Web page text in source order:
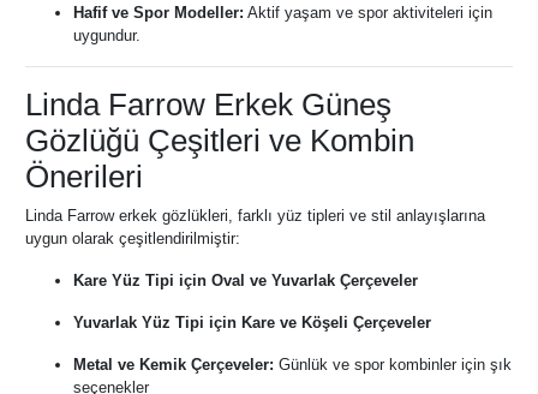
Hafif ve Spor Modeller: Aktif yaşam ve spor aktiviteleri için
uygundur.
Linda Farrow Erkek Güneş
Gözlüğü Çeşitleri ve Kombin
Önerileri
Linda Farrow erkek gözlükleri, farklı yüz tipleri ve stil anlayışlarına
uygun olarak çeşitlendirilmiştir:
Kare Yüz Tipi için Oval ve Yuvarlak Çerçeveler
Yuvarlak Yüz Tipi için Kare ve Köşeli Çerçeveler
Metal ve Kemik Çerçeveler: Günlük ve spor kombinler için şık
seçenekler